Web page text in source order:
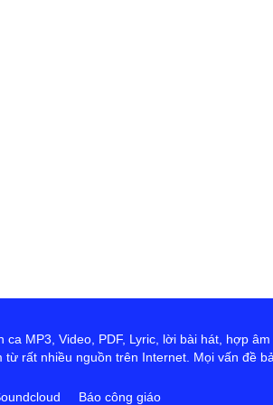
MP3, Video, PDF, Lyric, lời bài hát, hợp
rất nhiều nguồn trên Internet. Mọi vấn đề
Báo công giáo